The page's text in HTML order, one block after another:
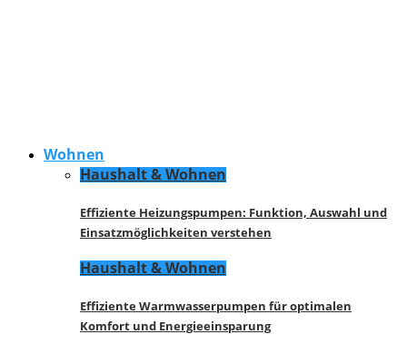
Wohnen
Haushalt & Wohnen
Effiziente Heizungspumpen: Funktion, Auswahl und
Einsatzmöglichkeiten verstehen
Haushalt & Wohnen
Effiziente Warmwasserpumpen für optimalen
Komfort und Energieeinsparung